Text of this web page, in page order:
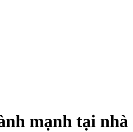
mạnh tại nhà